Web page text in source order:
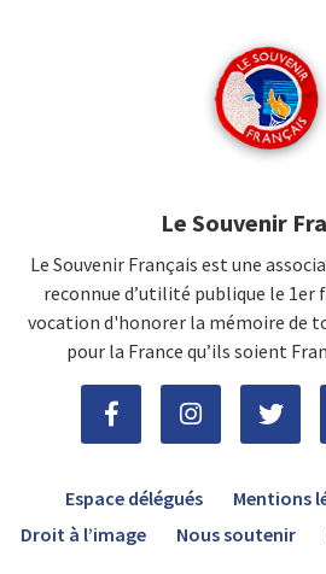
Le Souvenir
Le Souvenir Français est une
reconnue d’utilité publique le 1er
vocation d'honorer la mémoire de
pour la France qu’ils soient
Espace délégués Mentions
Droit à l’image
Nous soutenir